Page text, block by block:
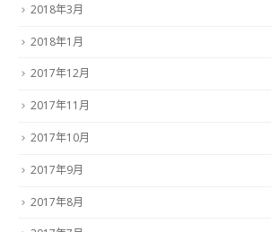
2018年3月
2018年1月
2017年12月
2017年11月
2017年10月
2017年9月
2017年8月